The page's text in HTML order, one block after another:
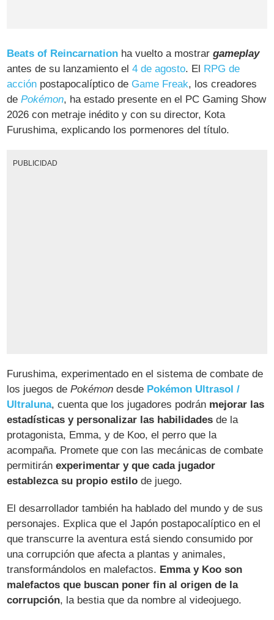
Beats of Reincarnation ha vuelto a mostrargameplay
antes de su lanzamiento el4 de agosto. El RPG de
acción postapocalíptico de Game Freak, los creadores
dePokémon, ha estado presente en el PC Gaming Show
2026 con metraje inédito y con su director, Kota
Furushima, explicando los pormenores del título.
PUBLICIDAD
Furushima, experimentado en el sistema de combate de
los juegos dePokémon desde Pokémon Ultrasol /
Ultraluna, cuenta que los jugadores podrán mejorar las
estadísticas y personalizar las habilidades de la
protagonista, Emma, y de Koo, el perro que la
acompaña. Promete que con las mecánicas de combate
permitiránexperimentar y que cada jugador
establezca su propio estilo de juego.
El desarrollador también ha hablado del mundo y de sus
personajes. Explica que el Japón postapocalíptico en el
que transcurre la aventura está siendo consumido por
una corrupción que afecta a plantas y animales,
transformándolos en malefactos. Emma y Koo son
malefactos que buscan poner fin al origen de la
corrupción, la bestia que da nombre al videojuego.